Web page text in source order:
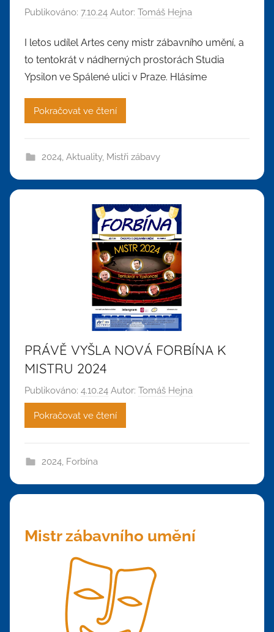
Publikováno: 7.10.24 Autor: Tomáš Hejna
I letos udílel Artes ceny mistr zábavního umění, a
to tentokrát v nádherných prostorách Studia
Ypsilon ve Spálené ulici v Praze. Hlásíme
Pokračovat ve čtení
2024, Aktuality, Mistři zábavy
PRÁVĚ VYŠLA NOVÁ FORBÍNA K
MISTRU 2024
Publikováno: 4.10.24 Autor: Tomáš Hejna
Pokračovat ve čtení
2024, Forbína
Mistr zábavního umění